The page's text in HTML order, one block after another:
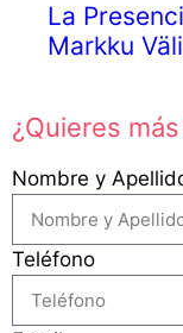
La
Markku
¿Quieres
Nombre y
Teléfono